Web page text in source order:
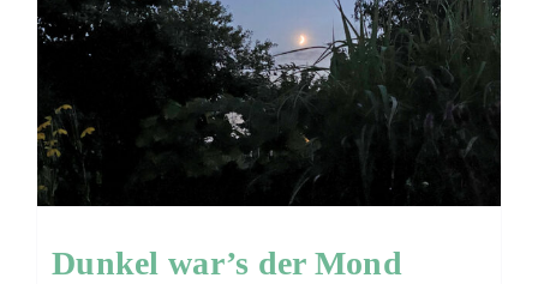
Dunkel war’s der Mond